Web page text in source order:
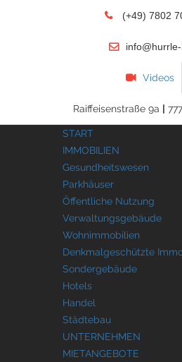
(+49) 7802
Videos
Raiffeisenstraße 9a |
START
IMMOBILIEN
Gesundheitswesen
Parkhäuser
Öffentliche Nutzung
Verwaltungsgebäude
Wohnimmobilien
Denkmalgeschützte
Sondergebäude
Hotels
Handel
Städtebau
UNTERNEHMEN
MIETANGEBOTE